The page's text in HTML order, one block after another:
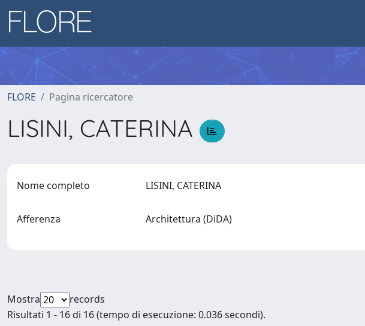
FLORE Pagina ricercatore
LISINI, CATERINA
Nome completo LISINI, CATERINA
Afferenza Architettura (DiDA)
Mostra
records
Risultati 1 - 16 di 16 (tempo di esecuzione: 0.036 secondi).